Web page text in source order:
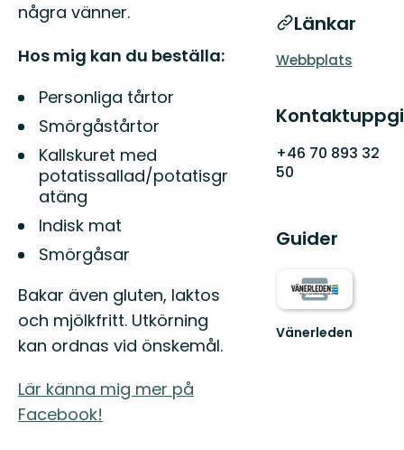
några vänner.
Hos mig kan du beställa:
Personliga tårtor
Smörgåstårtor
Kallskuret med
potatissallad/potatisgr
atäng
Indisk mat
Smörgåsar
Bakar även gluten, laktos
och mjölkfritt. Utkörning
kan ordnas vid önskemål.
Lär känna mig mer på
Facebook!
Länkar
Webbplats
+46 70 893 32
50
Guider
Vänerleden